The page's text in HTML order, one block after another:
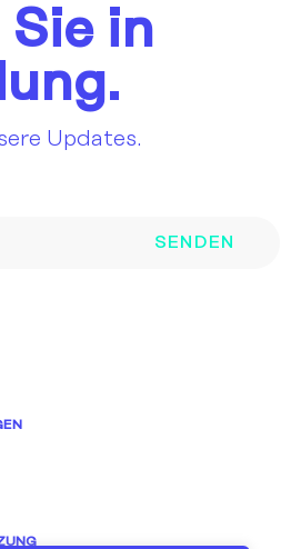
in
Updates.
SENDEN